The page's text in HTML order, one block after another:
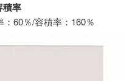
積率
：60％/容積率：160％